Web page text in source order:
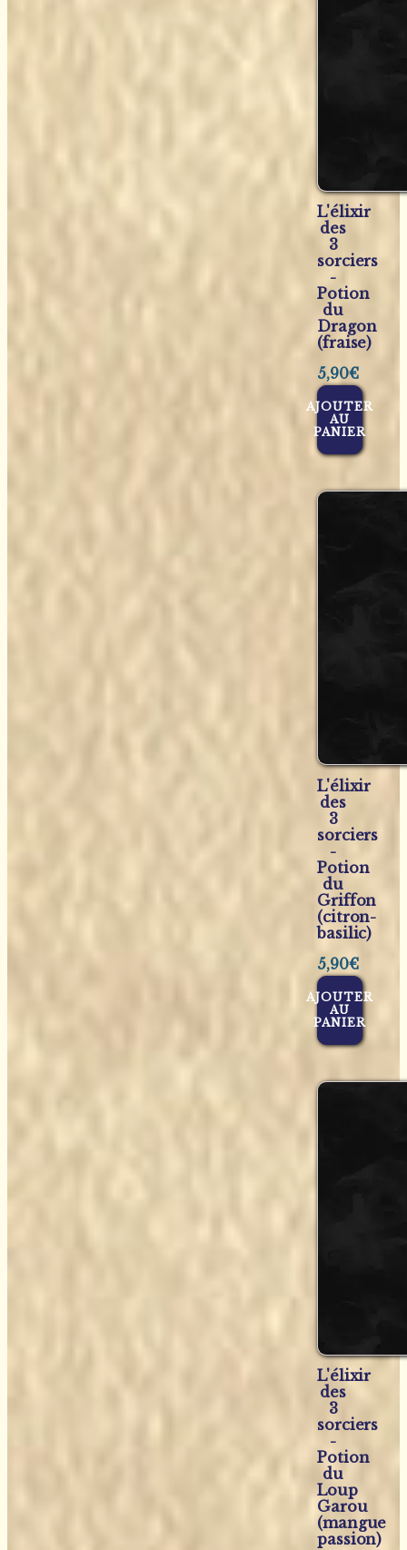
L'élixir
des
3
sorciers
-
Potion
du
Dragon
(fraise)
5,90€
AJOUTER
AU
PANIER
L'élixir
des
3
sorciers
-
Potion
du
Griffon
(citron-
basilic)
5,90€
AJOUTER
AU
PANIER
L'élixir
des
3
sorciers
-
Potion
du
Loup
Garou
(mangue
passion)